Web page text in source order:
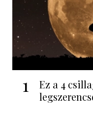
1
Ez a 4